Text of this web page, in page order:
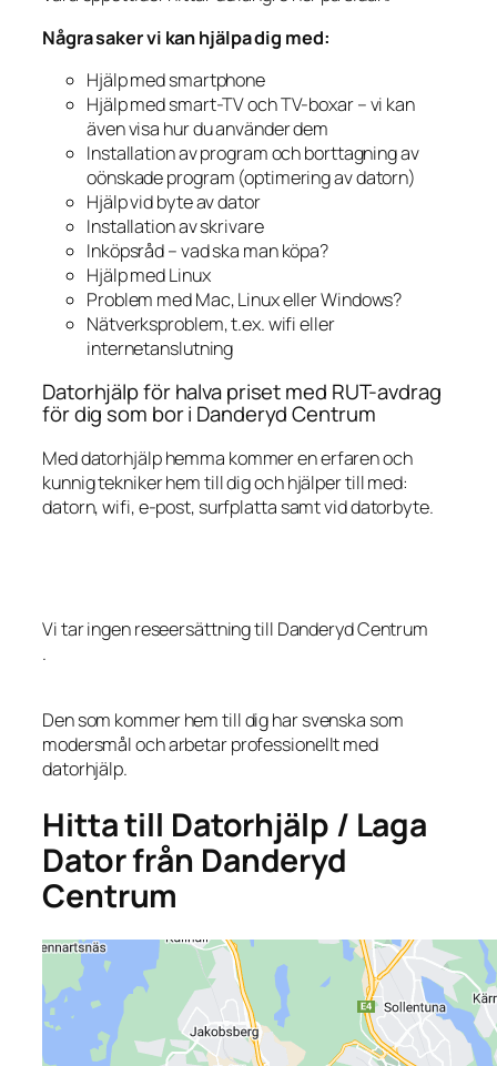
Några saker vi kan hjälpa dig med:
Hjälp med smartphone
Hjälp med smart-TV och TV-boxar – vi kan
även visa hur du använder dem
Installation av program och borttagning av
oönskade program (optimering av datorn)
Hjälp vid byte av dator
Installation av skrivare
Inköpsråd – vad ska man köpa?
Hjälp med Linux
Problem med Mac, Linux eller Windows?
Nätverksproblem, t.ex. wifi eller
internetanslutning
Datorhjälp för halva priset med RUT-avdrag
för dig som bor i Danderyd Centrum
Med datorhjälp hemma kommer en erfaren och
kunnig tekniker hem till dig och hjälper till med:
datorn, wifi, e-post, surfplatta samt vid datorbyte.
Vi tar ingen reseersättning till Danderyd Centrum
.
Den som kommer hem till dig har svenska som
modersmål och arbetar professionellt med
datorhjälp.
Hitta till Datorhjälp / Laga
Dator från Danderyd
Centrum